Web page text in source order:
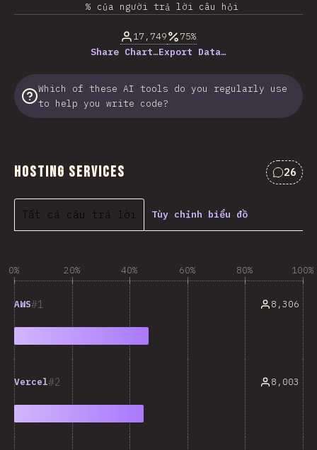
% của người trả lời câu hỏi
17,749
75%
Share Chart…Export Data…
Which of these AI tools do you regularly use
to help you write code?
Hosting Services
Nhận
26
Tất cả câu trả lời Tùy chỉnh biểu đồ
0% 20% 40% 60% 80% 100%
1
AWS 8,306
2
Vercel 8,003